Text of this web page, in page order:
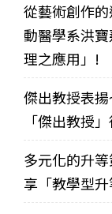
從藝術創作
動醫學系洪
理之應用」!
傑出教授表
「傑出教授
多元化的升
享「教學型